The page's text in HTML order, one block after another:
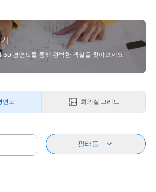
3D 평면도를 통해 완벽한 객실을 찾아보세요.
면도 회의실 그리드
필터들